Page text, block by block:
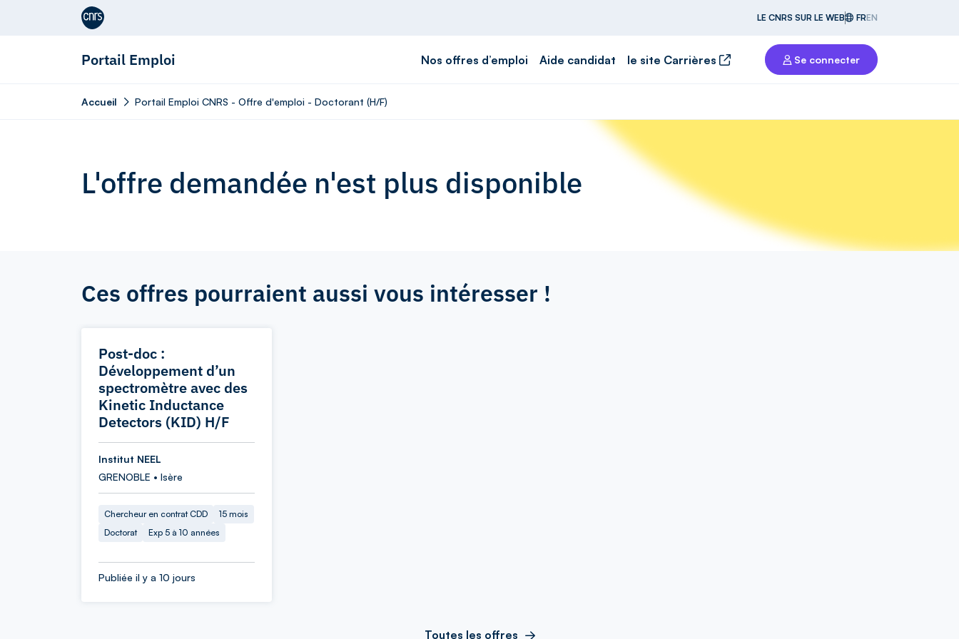
Aller au contenu
LE CNRS SUR LE WEB FREN
Portail Emploi Nos offres d’emploi Aide candidat le site Carrières Se connecter
Accueil Portail Emploi CNRS - Offre d'emploi - Doctorant (H/F)
L'offre demandée n'est plus disponible
Ces offres pourraient aussi vous intéresser !
Post-doc :
Développement d’un
spectromètre avec des
Kinetic Inductance
Detectors (KID) H/F
Institut NEEL
GRENOBLE • Isère
Chercheur en contrat CDD
15 mois
Doctorat
Exp 5 à 10 années
Publiée il y a 10 jours
Toutes les offres